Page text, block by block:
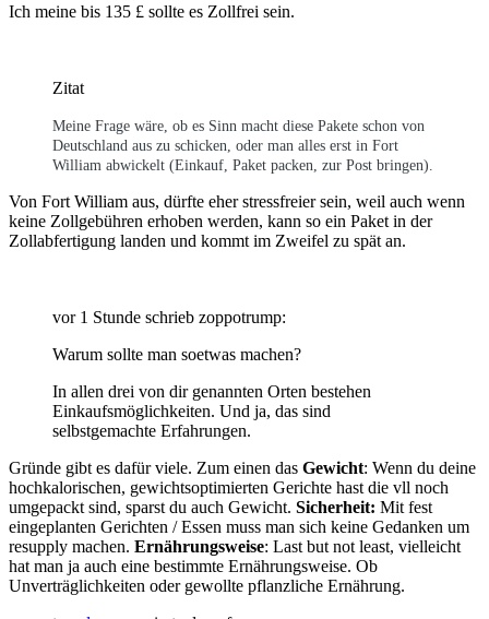
Ich meine bis 135 £ sollte es Zollfrei sein.
Zitat
Meine Frage wäre, ob es Sinn macht diese Pakete schon von
Deutschland aus zu schicken, oder man alles erst in Fort
William abwickelt (Einkauf, Paket packen, zur Post bringen).
Von Fort William aus, dürfte eher stressfreier sein, weil auch wenn
keine Zollgebühren erhoben werden, kann so ein Paket in der
Zollabfertigung landen und kommt im Zweifel zu spät an.
vor 1 Stunde schrieb zoppotrump:
Warum sollte man soetwas machen?
In allen drei von dir genannten Orten bestehen
Einkaufsmöglichkeiten. Und ja, das sind
selbstgemachte Erfahrungen.
Gründe gibt es dafür viele. Zum einen das Gewicht: Wenn du deine
hochkalorischen, gewichtsoptimierten Gerichte hast die vll noch
umgepackt sind, sparst du auch Gewicht. Sicherheit: Mit fest
eingeplanten Gerichten / Essen muss man sich keine Gedanken um
resupply machen. Ernährungsweise: Last but not least, vielleicht
hat man ja auch eine bestimmte Ernährungsweise. Ob
Unverträglichkeiten oder gewollte pflanzliche Ernährung.